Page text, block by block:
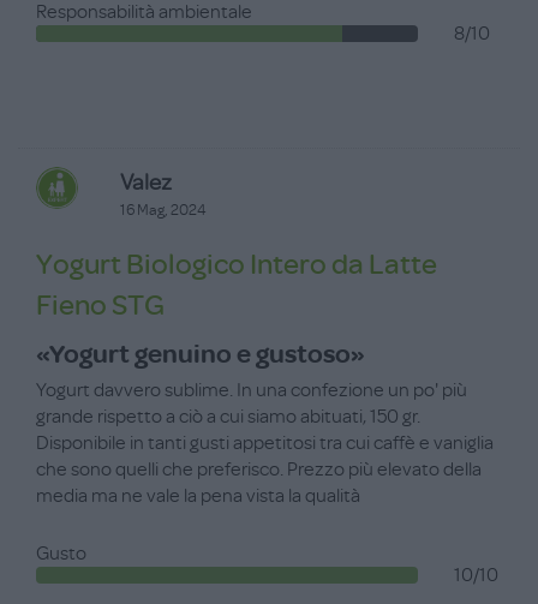
Responsabilità ambientale
8/10
Valez
16 Mag, 2024
Yogurt Biologico Intero da Latte
Fieno STG
«Yogurt genuino e gustoso»
Yogurt davvero sublime. In una confezione un po' più
grande rispetto a ciò a cui siamo abituati, 150 gr.
Disponibile in tanti gusti appetitosi tra cui caffè e vaniglia
che sono quelli che preferisco. Prezzo più elevato della
media ma ne vale la pena vista la qualità
Gusto
10/10